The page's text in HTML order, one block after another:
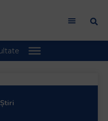
Știri